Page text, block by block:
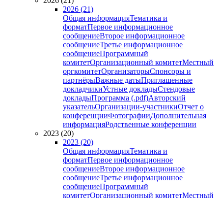
2026 (21)
Общая информацияТематика и
форматПервое информационное
сообщениеВторое информационное
сообщениеТретье информационное
сообщениеПрограммный
комитетОрганизационный комитетМестный
оргкомитетОрганизаторыСпонсоры и
партнёрыВажные датыПриглашенные
докладчикиУстные докладыСтендовые
докладыПрограмма (.pdf)Авторский
указательОрганизации-участникиОтчет о
конференцииФотографииДополнительная
информацияРодственные конференции
2023 (20)
2023 (20)
Общая информацияТематика и
форматПервое информационное
сообщениеВторое информационное
сообщениеТретье информационное
сообщениеПрограммный
комитетОрганизационный комитетМестный